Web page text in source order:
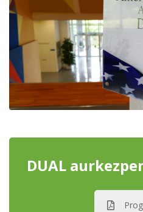
DUAL